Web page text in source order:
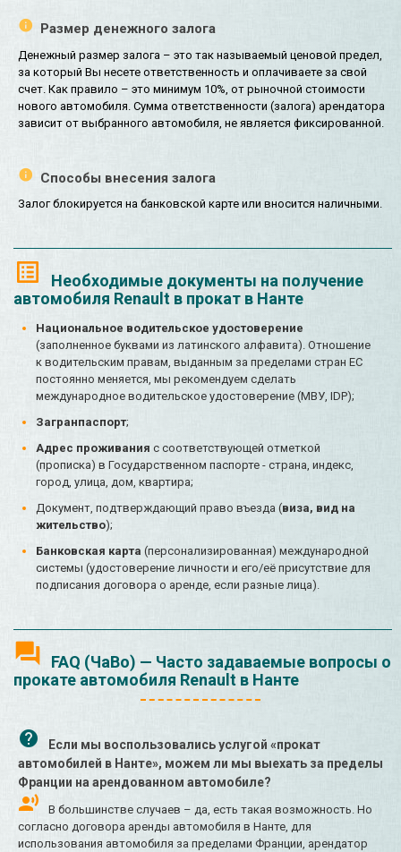
Размер денежного залога
Денежный размер залога – это так называемый ценовой предел,
за который Вы несете ответственность и оплачиваете за свой
счет. Как правило – это минимум 10%, от рыночной стоимости
нового автомобиля. Сумма ответственности (залога) арендатора
зависит от выбранного автомобиля, не является фиксированной.
Способы внесения залога
Залог блокируется на банковской карте или вносится наличными.
Необходимые документы на получение
автомобиля Renault в прокат в Нанте
Национальное водительское удостоверение
(заполненное буквами из латинского алфавита). Отношение
к водительским правам, выданным за пределами стран ЕС
постоянно меняется, мы рекомендуем сделать
международное водительское удостоверение (МВУ, IDP);
Загранпаспорт;
Адрес проживания с соответствующей отметкой
(прописка) в Государственном паспорте - страна, индекс,
город, улица, дом, квартира;
Документ, подтверждающий право въезда (виза, вид на
жительство);
Банковская карта (персонализированная) международной
системы (удостоверение личности и его/её присутствие для
подписания договора о аренде, если разные лица).
FAQ (ЧаВо) — Часто задаваемые вопросы о
прокате автомобиля Renault в Нанте
Если мы воспользовались услугой «прокат
автомобилей в Нанте», можем ли мы выехать за пределы
Франции на арендованном автомобиле?
В большинстве случаев – да, есть такая возможность. Но
согласно договора аренды автомобиля в Нанте, для
использования автомобиля за пределами Франции, арендатор